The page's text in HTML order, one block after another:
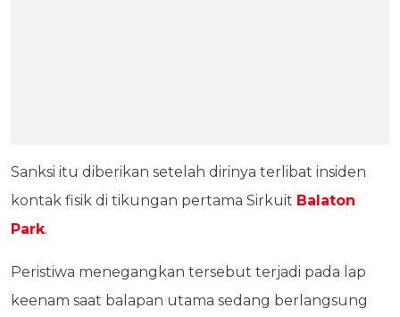
Sanksi itu diberikan setelah dirinya terlibat insiden
kontak fisik di tikungan pertama Sirkuit Balaton
Park.
Peristiwa menegangkan tersebut terjadi pada lap
keenam saat balapan utama sedang berlangsung